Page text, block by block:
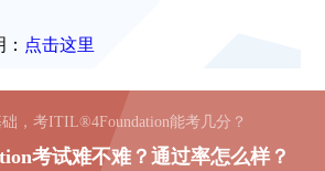
点击这里
，考ITIL®4Foundation能考几分？
考试难不难？通过率怎么样？